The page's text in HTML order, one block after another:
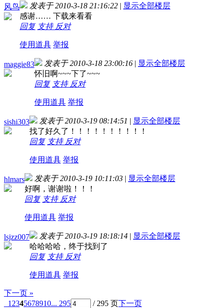
风鸟 发表于 2010-3-18 21:16:22 | 显示全部楼层
感谢…… 下载来看看
回复 支持 反对
使用道具 举报
maggie83 发表于 2010-3-18 23:00:16 | 显示全部楼层
怀旧啊~~~下了~~~
回复 支持 反对
使用道具 举报
sishi303 发表于 2010-3-19 08:14:51 | 显示全部楼层
找了好久了！！！！！！！！！！
回复 支持 反对
使用道具 举报
hlmars 发表于 2010-3-19 10:11:03 | 显示全部楼层
好啊，谢谢啦！！！
回复 支持 反对
使用道具 举报
lsjzz007 发表于 2010-3-19 18:18:14 | 显示全部楼层
哈哈哈哈，终于找到了
回复 支持 反对
使用道具 举报
下一页 »
1 2345678910... 295 / 295 页下一页